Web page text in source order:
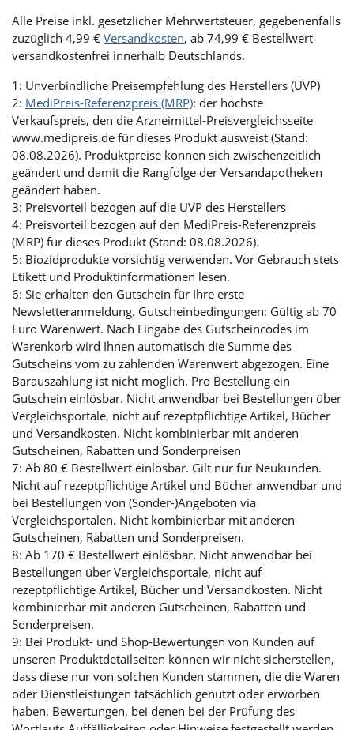
Alle Preise inkl. gesetzlicher Mehrwertsteuer, gegebenenfalls
zuzüglich 4,99 € Versandkosten, ab 74,99 € Bestellwert
versandkostenfrei innerhalb Deutschlands.
1: Unverbindliche Preisempfehlung des Herstellers (UVP)
2: MediPreis-Referenzpreis (MRP): der höchste
Verkaufspreis, den die Arzneimittel-Preisvergleichsseite
www.medipreis.de für dieses Produkt ausweist (Stand:
08.08.2026). Produktpreise können sich zwischenzeitlich
geändert und damit die Rangfolge der Versandapotheken
geändert haben.
3: Preisvorteil bezogen auf die UVP des Herstellers
4: Preisvorteil bezogen auf den MediPreis-Referenzpreis
(MRP) für dieses Produkt (Stand: 08.08.2026).
5: Biozidprodukte vorsichtig verwenden. Vor Gebrauch stets
Etikett und Produktinformationen lesen.
6: Sie erhalten den Gutschein für Ihre erste
Newsletteranmeldung. Gutscheinbedingungen: Gültig ab 70
Euro Warenwert. Nach Eingabe des Gutscheincodes im
Warenkorb wird Ihnen automatisch die Summe des
Gutscheins vom zu zahlenden Warenwert abgezogen. Eine
Barauszahlung ist nicht möglich. Pro Bestellung ein
Gutschein einlösbar. Nicht anwendbar bei Bestellungen über
Vergleichsportale, nicht auf rezeptpflichtige Artikel, Bücher
und Versandkosten. Nicht kombinierbar mit anderen
Gutscheinen, Rabatten und Sonderpreisen
7: Ab 80 € Bestellwert einlösbar. Gilt nur für Neukunden.
Nicht auf rezeptpflichtige Artikel und Bücher anwendbar und
bei Bestellungen von (Sonder-)Angeboten via
Vergleichsportalen. Nicht kombinierbar mit anderen
Gutscheinen, Rabatten und Sonderpreisen.
8: Ab 170 € Bestellwert einlösbar. Nicht anwendbar bei
Bestellungen über Vergleichsportale, nicht auf
rezeptpflichtige Artikel, Bücher und Versandkosten. Nicht
kombinierbar mit anderen Gutscheinen, Rabatten und
Sonderpreisen.
9: Bei Produkt- und Shop-Bewertungen von Kunden auf
unseren Produktdetailseiten können wir nicht sicherstellen,
dass diese nur von solchen Kunden stammen, die die Waren
oder Dienstleistungen tatsächlich genutzt oder erworben
haben. Bewertungen, bei denen bei der Prüfung des